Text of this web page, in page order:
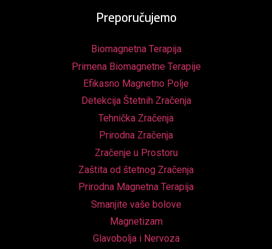
Preporučujemo
Biomagnetna Terapija
Primena Biomagnetne Terapije
Efikasno Magnetno Polje
Detekcija Štetnih Zračenja
Tehnička Zračenja
Prirodna Zračenja
Zračenje u Prostoru
Zaštita od štetnog Zračenja
Prirodna Magnetna Terapija
Smanjite vaše bolove
Magnetizam
Glavobolja i Nervoza